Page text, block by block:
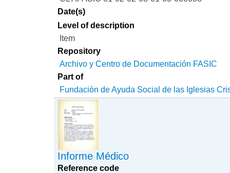
Date(s)
Level of description
Item
Repository
Archivo y Centro de Documentación FASIC
Part of
Fundación de Ayuda Social de las Iglesias
Informe Médico
Reference code